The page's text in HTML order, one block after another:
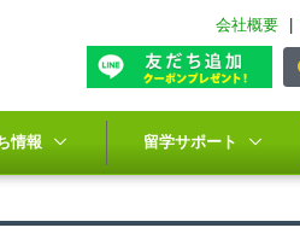
会社概要
情報 留学サポート